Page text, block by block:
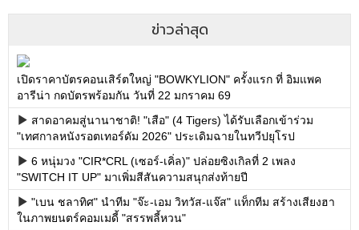
ข่าวล่าสุด
เปิดราคาบัตรคอนเสิร์ตใหญ่ "BOWKYLION" ครั้งแรก ที่ อิมแพค
อารีน่า กดบัตรพร้อมกัน วันที่ 22 มกราคม 69
สาดอาคมสู่นานาชาติ! "เสือ" (4 Tigers) ได้รับเลือกเข้าร่วม
"เทศกาลหนังรอตเทอร์ดัม 2026" ประเดิมฉายในทวีปยุโรป
6 หนุ่มวง "CIR*CRL (เซอร์-เคิ่ล)" ปล่อยซิงเกิลที่ 2 เพลง
"SWITCH IT UP" มาเพิ่มสีสันความสนุกส่งท้ายปี
"เบน ชลาทิศ" นำทีม "จ๊ะ-เอม วิทวัส-แจ๊ส" แท็กทีม สร้างเสียงฮา
ในภาพยนตร์คอมเมดี้ "สรรพลี้หวน"